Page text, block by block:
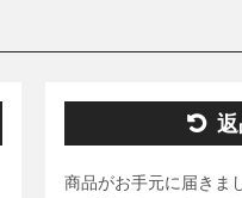
商品がお手元に届きま